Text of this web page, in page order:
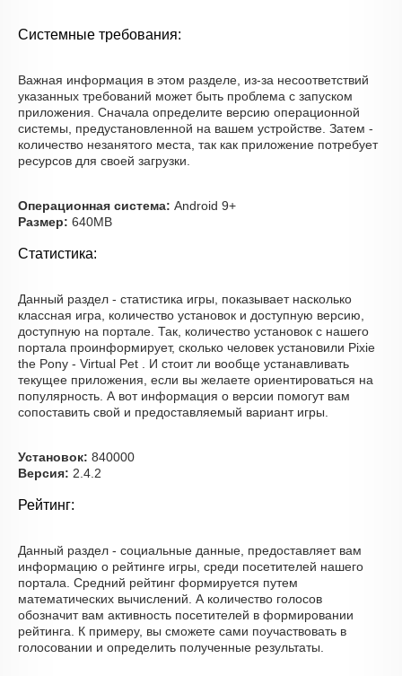
Системные требования:
Важная информация в этом разделе, из-за несоответствий
указанных требований может быть проблема с запуском
приложения. Сначала определите версию операционной
системы, предустановленной на вашем устройстве. Затем -
количество незанятого места, так как приложение потребует
ресурсов для своей загрузки.
Операционная система: Android 9+
Размер: 640MB
Статистика:
Данный раздел - статистика игры, показывает насколько
классная игра, количество установок и доступную версию,
доступную на портале. Так, количество установок с нашего
портала проинформирует, сколько человек установили Pixie
the Pony - Virtual Pet . И стоит ли вообще устанавливать
текущее приложения, если вы желаете ориентироваться на
популярность. А вот информация о версии помогут вам
сопоставить свой и предоставляемый вариант игры.
Установок: 840000
Версия: 2.4.2
Рейтинг:
Данный раздел - социальные данные, предоставляет вам
информацию о рейтинге игры, среди посетителей нашего
портала. Средний рейтинг формируется путем
математических вычислений. А количество голосов
обозначит вам активность посетителей в формировании
рейтинга. К примеру, вы сможете сами поучаствовать в
голосовании и определить полученные результаты.